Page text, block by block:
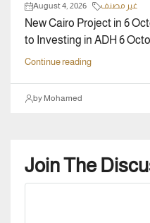
August 4, 2026 غير مصنف
New Cairo Project in 6
to Investing in ADH 6
Continue reading
by Mohamed
Join The